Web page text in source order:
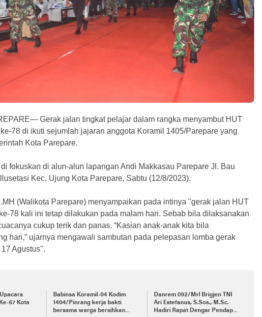
Gerak jalan tingkat pelajar dalam rangka menyambut HUT
78 di ikuti sejumlah jajaran anggota Koramil 1405/Parepare yang
Kota Parepare.
fokuskan di alun-alun lapangan Andi Makkasau Parepare Jl. Bau
Kec. Ujung Kota Parepare, Sabtu (12/8/2023).
(Walikota Parepare) menyampaikan pada intinya "gerak jalan HUT
78 kali ini tetap dilakukan pada malam hari. Sebab bila dilaksanakan
cukup terik dan panas. “Kasian anak-anak kita bila
hari,” ujarnya mengawali sambutan pada pelepasan lomba gerak
Agustus".
67 Kota
Babinsa Koramil-04 Kodim
1404/Pinrang kerja bakti
bersama warga bersihkan
Danrem 092/Mrl Brigjen TNI
Ari Estefanus, S.Sos., M.Sc.
Hadiri Rapat Dengar Pendapat